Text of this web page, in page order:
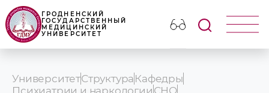
ГРОДНЕНСКИЙ
ГОСУДАРСТВЕННЫЙ
МЕДИЦИНСКИЙ
УНИВЕРСИТЕТ
УниверситетСтруктура Кафедры
Психиатрии и наркологии СНО